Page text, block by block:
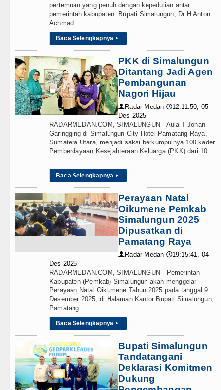
pertemuan yang penuh dengan kepedulian antar
pemerintah kabupaten. Bupati Simalungun, Dr H Anton
Achmad . . .
Baca Selengkapnya ▸
PKK di Simalungun
Ditantang Jadi Agen
Pembangunan
Nagori Hijau
👤 Radar Medan 🕔12:11:50, 05
Des 2025
RADARMEDAN.COM, SIMALUNGUN - Aula T Johan
Garingging di Simalungun City Hotel Pamatang Raya,
Sumatera Utara, menjadi saksi berkumpulnya 100 kader
Pemberdayaan Kesejahteraan Keluarga (PKK) dari 10 . .
.
Baca Selengkapnya ▸
Perayaan Natal
Oikumene Pemkab
Simalungun 2025
Dipusatkan di
Pamatang Raya
👤 Radar Medan 🕔19:15:41, 04
Des 2025
RADARMEDAN.COM, SIMALUNGUN - Pemerintah
Kabupaten (Pemkab) Simalungun akan menggelar
Perayaan Natal Oikumene Tahun 2025 pada tanggal 9
Desember 2025, di Halaman Kantor Bupati Simalungun,
Pamatang . . .
Baca Selengkapnya ▸
Bupati Simalungun
Tandatangani
Deklarasi Komitmen
Dukung